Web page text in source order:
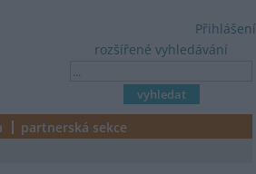
rozšířené vyhledávání
Přihlášení
partnerská sekce